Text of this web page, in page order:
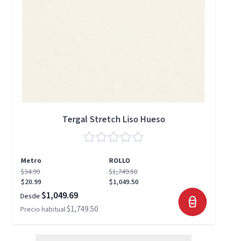
Tergal Stretch Liso Hueso
Metro
ROLLO
$34.99
$20.99
$1,749.50
$1,049.50
Desde $1,049.69
Precio habitual$1,749.50